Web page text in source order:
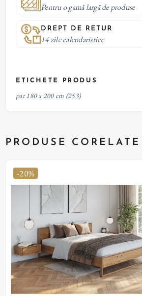
Pentru o gamă largă de produse
DREPT DE RETUR
14 zile calendaristice
ETICHETE PRODUS
pat 180 x 200 cm (253)
PRODUSE CORELATE
-20%